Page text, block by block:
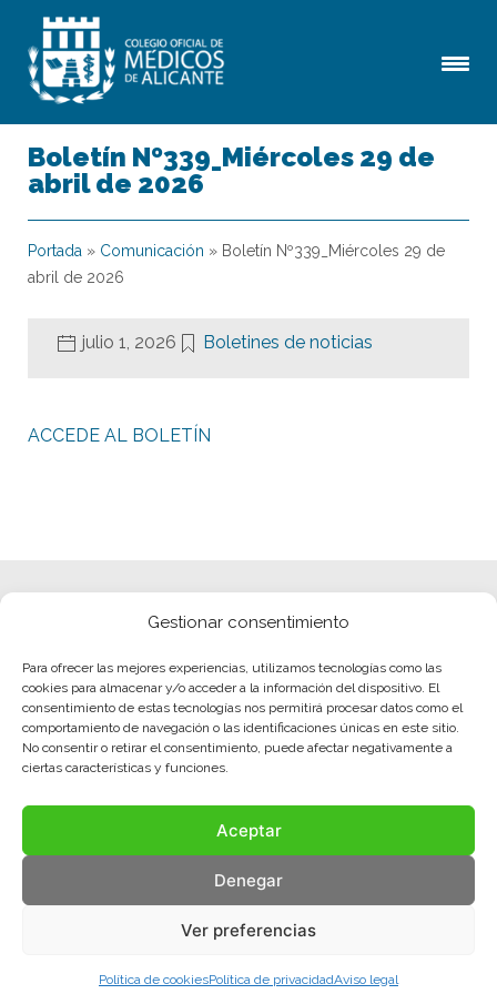
Gestionar consentimiento
Para ofrecer las mejores experiencias, utilizamos tecnologías como las
cookies para almacenar y/o acceder a la información del dispositivo. El
consentimiento de estas tecnologías nos permitirá procesar datos como el
comportamiento de navegación o las identificaciones únicas en este sitio.
No consentir o retirar el consentimiento, puede afectar negativamente a
ciertas características y funciones.
Aceptar
Denegar
Ver preferencias
Política de cookiesPolítica de privacidadAviso legal
Boletín Nº339_Miércoles 29 de
abril de 2026
Portada » Comunicación » Boletín Nº339_Miércoles 29 de
abril de 2026
julio 1, 2026 Boletines de noticias
ACCEDE AL BOLETÍN